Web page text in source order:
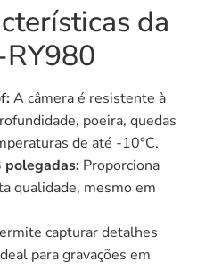
da
RY980
A câmera é resistente à
poeira, quedas
de até -10°C.
polegadas: Proporciona
qualidade, mesmo em
capturar detalhes
para gravações em